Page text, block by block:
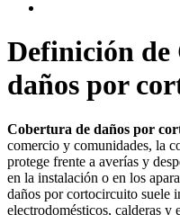
Definición de
daños por
Cobertura de daños por
comercio y comunidades, la
protege frente a averías y
en la instalación o en los
daños por cortocircuito suele
electrodomésticos, calderas y